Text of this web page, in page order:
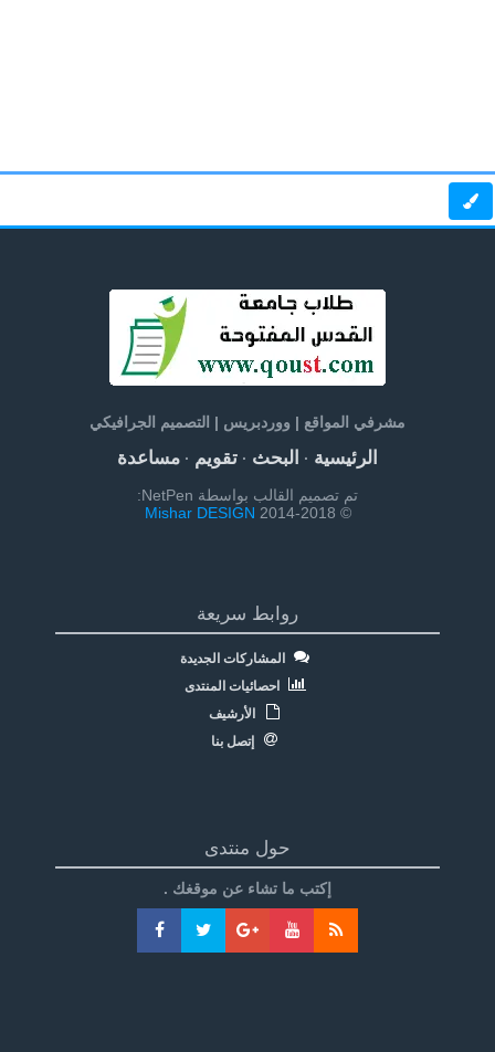
مشرفي المواقع | ووردبريس | التصميم الجرافيكي
الرئيسية· البحث· تقويم· مساعدة
تم تصميم القالب بواسطة NetPen:
© 2014-2018
Mishar DESIGN
روابط سريعة
المشاركات الجديدة
احصائيات المنتدى
الأرشيف
إتصل بنا
حول منتدى
إكتب ما تشاء عن موقغك .